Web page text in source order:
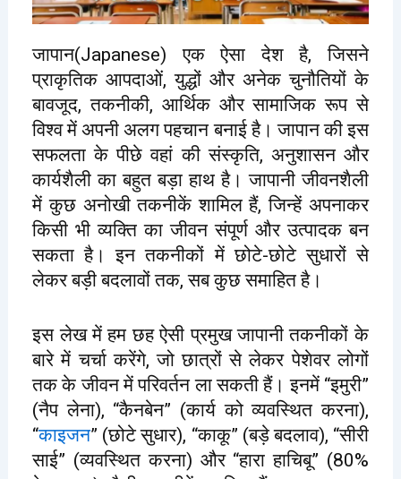
जापान(Japanese) एक ऐसा देश है, जिसने
प्राकृतिक आपदाओं, युद्धों और अनेक चुनौतियों के
बावजूद, तकनीकी, आर्थिक और सामाजिक रूप से
विश्व में अपनी अलग पहचान बनाई है। जापान की इस
सफलता के पीछे वहां की संस्कृति, अनुशासन और
कार्यशैली का बहुत बड़ा हाथ है। जापानी जीवनशैली
में कुछ अनोखी तकनीकें शामिल हैं, जिन्हें अपनाकर
किसी भी व्यक्ति का जीवन संपूर्ण और उत्पादक बन
सकता है। इन तकनीकों में छोटे-छोटे सुधारों से
लेकर बड़ी बदलावों तक, सब कुछ समाहित है।
इस लेख में हम छह ऐसी प्रमुख जापानी तकनीकों के
बारे में चर्चा करेंगे, जो छात्रों से लेकर पेशेवर लोगों
तक के जीवन में परिवर्तन ला सकती हैं। इनमें “इमुरी”
(नैप लेना), “कैनबेन” (कार्य को व्यवस्थित करना),
“काइजन” (छोटे सुधार), “काकू” (बड़े बदलाव), “सीरी
साई” (व्यवस्थित करना) और “हारा हाचिबू” (80%